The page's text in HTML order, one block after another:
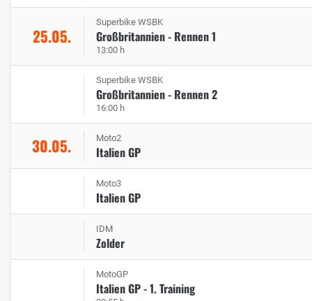
25.05.
Superbike WSBK
Großbritannien - Rennen 1
13:00 h
Superbike WSBK
Großbritannien - Rennen 2
16:00 h
30.05. Moto2
Italien GP
Moto3
Italien GP
IDM
Zolder
MotoGP
Italien GP - 1. Training